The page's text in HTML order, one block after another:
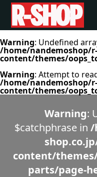
Warning: Undefined
/home/nandemoshop/
content/themes/
Warning: Attempt to
/home/nandemoshop/
content/themes/
Warning:
$catchphrase in /
content/
parts/page-